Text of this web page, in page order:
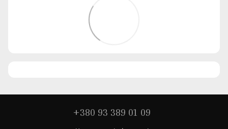
+380 93 389 01 09